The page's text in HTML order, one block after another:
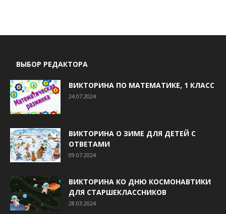
ВЫБОР РЕДАКТОРА
ВИКТОРИНА ПО МАТЕМАТИКЕ, 1 КЛАСС
24.07.2024
ВИКТОРИНА О ЗИМЕ ДЛЯ ДЕТЕЙ С
ОТВЕТАМИ
09.07.2024
ВИКТОРИНА КО ДНЮ КОСМОНАВТИКИ
ДЛЯ СТАРШЕКЛАССНИКОВ
28.03.2024